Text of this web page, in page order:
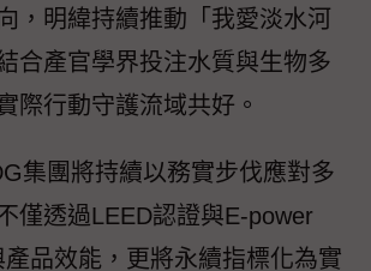
，明緯持續推動「我愛淡水河
合產官學界投注水質與生物多
際行動守護流域共好。
集團將持續以務實步伐應對多
僅透過LEED認證與E-power
品效能，更將永續指標化為實